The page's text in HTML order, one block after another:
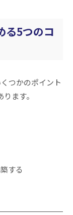
る5つのコ
つかのポイント
ます。
する